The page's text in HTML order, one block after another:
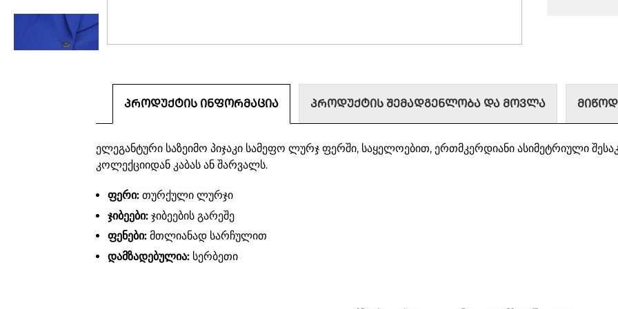
ᲞᲠᲝᲓᲣᲥᲢᲘᲡ ᲘᲜᲤᲝᲠᲛᲐᲪᲘᲐ ᲞᲠᲝᲓᲣᲥᲢᲘᲡ ᲨᲔᲛᲐᲓᲒᲔᲜᲚᲝᲑᲐ ᲓᲐ ᲛᲝᲕᲚᲐ
ელეგანტური საზეიმო პიჯაკი სამეფო ლურჯ ფერში, საყელოებით, ერთმკერდიანი ასიმეტრიული
კოლექციიდან კაბას ან შარვალს.
ფერი: თურქული ლურჯი
ჯიბეები: ჯიბეების გარეშე
ფენები: მთლიანად სარჩულით
დამზადებულია: სერბეთი